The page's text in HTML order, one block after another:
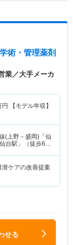
術・管理薬剤
業／大手メーカ
円 【モデル年収】
(上野－盛岡)「仙
台駅」（徒歩6
ケアの改善提案
せる